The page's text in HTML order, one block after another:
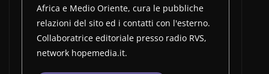
Africa e Medio Oriente, cura le pubbliche
relazioni del sito ed i contatti con l'esterno.
Collaboratrice editoriale presso radio RVS,
network hopemedia.it.